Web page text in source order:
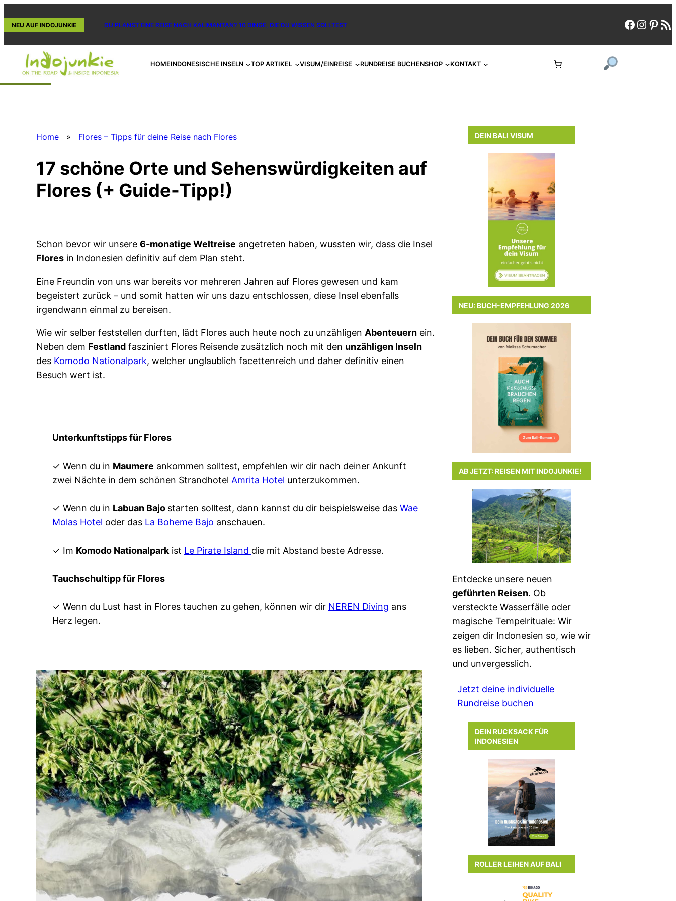
Inhalt
NEU AUF INDOJUNKIE DU PLANST EINE REISE NACH KALIMANTAN? 10 DINGE, DIE DU WISSEN SOLLTEST facebook
HOMEINDONESISCHE INSELN TOP ARTIKEL VISUM/EINREISE RUNDREISE BUCHENSHOP KONTAKT
Home » Flores – Tipps für deine Reise nach Flores
17 schöne Orte und Sehenswürdigkeiten auf
Flores (+ Guide-Tipp!)
Schon bevor wir unsere 6-monatige Weltreise angetreten haben, wussten wir, dass die Insel
Flores in Indonesien definitiv auf dem Plan steht.
Eine Freundin von uns war bereits vor mehreren Jahren auf Flores gewesen und kam
begeistert zurück – und somit hatten wir uns dazu entschlossen, diese Insel ebenfalls
irgendwann einmal zu bereisen.
Wie wir selber feststellen durften, lädt Flores auch heute noch zu unzähligen Abenteuern ein.
Neben dem Festland fasziniert Flores Reisende zusätzlich noch mit den unzähligen Inseln
des Komodo Nationalpark, welcher unglaublich facettenreich und daher definitiv einen
Besuch wert ist.
Unterkunftstipps für Flores
✓ Wenn du in Maumere ankommen solltest, empfehlen wir dir nach deiner Ankunft
zwei Nächte in dem schönen Strandhotel Amrita Hotel unterzukommen.
✓ Wenn du in Labuan Bajo starten solltest, dann kannst du dir beispielsweise das Wae
Molas Hotel oder das La Boheme Bajo anschauen.
✓ Im Komodo Nationalpark ist Le Pirate Island die mit Abstand beste Adresse.
Tauchschultipp für Flores
✓ Wenn du Lust hast in Flores tauchen zu gehen, können wir dir NEREN Diving ans
Herz legen.
DEIN BALI VISUM
NEU: BUCH-EMPFEHLUNG 2026
AB JETZT: REISEN MIT INDOJUNKIE!
Entdecke unsere neuen
geführten Reisen. Ob
versteckte Wasserfälle oder
magische Tempelrituale: Wir
zeigen dir Indonesien so, wie wir
es lieben. Sicher, authentisch
und unvergesslich.
Jetzt deine individuelle
Rundreise buchen
DEIN RUCKSACK FÜR
INDONESIEN
ROLLER LEIHEN AUF BALI